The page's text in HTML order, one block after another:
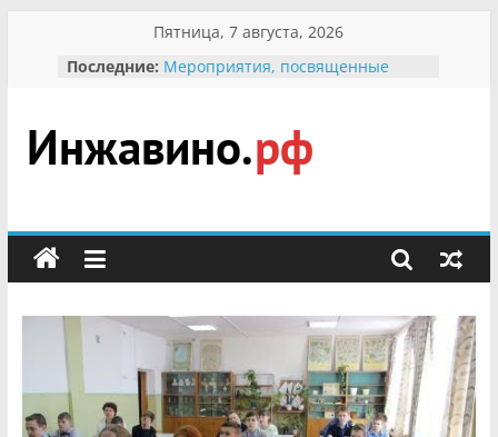
содержимому
Пятница, 7 августа, 2026
Последние: Мероприятия, посвященные
гражданин Инжавинского округа»
участнице Великой
Отечественной, фронтовичке
Безопасность в сети Интернет
мероприятии «Сохраним
первоцветы!»
В вольере Воронинского
заповедника родились крапчатые
суслики
Инжавино.рф
сельский
портал